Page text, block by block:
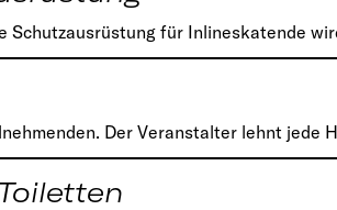
Schutzausrüstung für Inlineskatende
Der Veranstalter lehnt jede